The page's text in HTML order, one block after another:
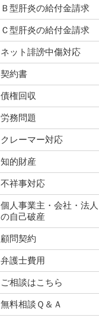
Ｂ型肝炎の給付金請求
Ｃ型肝炎の給付金請求
ネット誹謗中傷対応
契約書
債権回収
労務問題
クレーマー対応
知的財産
不祥事対応
個人事業主・会社・法人
の自己破産
顧問契約
弁護士費用
ご相談はこちら
無料相談Ｑ＆Ａ